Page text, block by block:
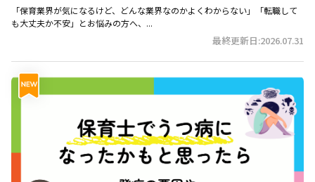
るポイント総まとめ
「保育業界が気になるけど、どんな業界なのかよくわからない」「転職して
も大丈夫か不安」とお悩みの方へ、...
最終更新日:2026.07.31